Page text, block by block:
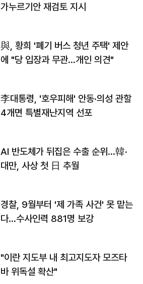
가누르기안 재검토 지시
與, 황희 '폐기 버스 청년 주택' 제안
에 "당 입장과 무관…개인 의견"
李대통령, '호우피해' 안동·의성 관할
4개면 특별재난지역 선포
AI 반도체가 뒤집은 수출 순위…韓·
대만, 사상 첫 日 추월
경찰, 9월부터 '제 가족 사건' 못 맡는
다…수사인력 881명 보강
"이란 지도부 내 최고지도자 모즈타
바 위독설 확산"